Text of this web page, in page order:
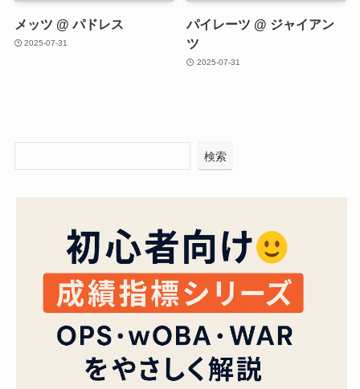
メッツ @ パドレス
2025-07-31
パイレーツ @ ジャイアン
ツ
2025-07-31
検索